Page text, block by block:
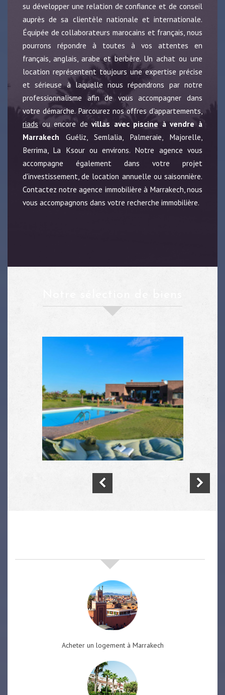
su développer une relation de confiance et de conseil
auprès de sa clientèle nationale et internationale.
Équipée de collaborateurs marocains et français, nous
pourrons répondre à toutes à vos attentes en
français, anglais, arabe et berbère. Un achat ou une
location représentent toujours une expertise précise
et sérieuse à laquelle nous répondrons par notre
professionnalisme afin de vous accompagner dans
votre démarche. Parcourez nos offres d'appartements,
riads ou encore devillas avec piscine à vendre à
Marrakech Guéliz, Semlalia, Palmeraie, Majorelle,
Berrima, La Ksour ou environs. Notre agence vous
accompagne également dans votre projet
d'investissement, de location annuelle ou saisonnière.
Contactez notre agence immobilière à Marrakech, nous
vous accompagnons dans votre recherche immobilière.
Acheter un logement à Marrakech